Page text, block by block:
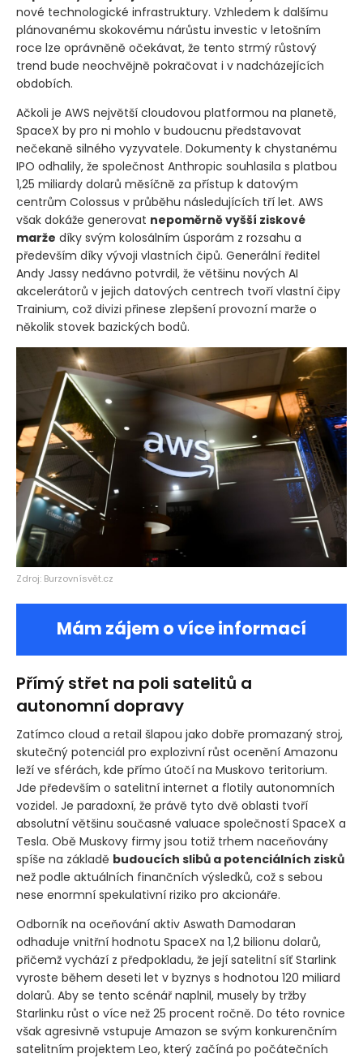
nové technologické infrastruktury. Vzhledem k dalšímu
plánovanému skokovému nárůstu investic v letošním
roce lze oprávněně očekávat, že tento strmý růstový
trend bude neochvějně pokračovat i v nadcházejících
obdobích.
Ačkoli je AWS největší cloudovou platformou na planetě,
SpaceX by pro ni mohlo v budoucnu představovat
nečekaně silného vyzyvatele. Dokumenty k chystanému
IPO odhalily, že společnost Anthropic souhlasila s platbou
1,25 miliardy dolarů měsíčně za přístup k datovým
centrům Colossus v průběhu následujících tří let. AWS
však dokáže generovat nepoměrně vyšší ziskové
marže díky svým kolosálním úsporám z rozsahu a
především díky vývoji vlastních čipů. Generální ředitel
Andy Jassy nedávno potvrdil, že většinu nových AI
akcelerátorů v jejich datových centrech tvoří vlastní čipy
Trainium, což divizi přinese zlepšení provozní marže o
několik stovek bazických bodů.
Zdroj: Burzovnísvět.cz
Mám zájem o více informací
Přímý střet na poli satelitů a
autonomní dopravy
Zatímco cloud a retail šlapou jako dobře promazaný stroj,
skutečný potenciál pro explozivní růst ocenění Amazonu
leží ve sférách, kde přímo útočí na Muskovo teritorium.
Jde především o satelitní internet a flotily autonomních
vozidel. Je paradoxní, že právě tyto dvě oblasti tvoří
absolutní většinu současné valuace společností SpaceX a
Tesla. Obě Muskovy firmy jsou totiž trhem naceňovány
spíše na základě budoucích slibů a potenciálních zisků
než podle aktuálních finančních výsledků, což s sebou
nese enormní spekulativní riziko pro akcionáře.
Odborník na oceňování aktiv Aswath Damodaran
odhaduje vnitřní hodnotu SpaceX na 1,2 bilionu dolarů,
přičemž vychází z předpokladu, že její satelitní síť Starlink
vyroste během deseti let v byznys s hodnotou 120 miliard
dolarů. Aby se tento scénář naplnil, musely by tržby
Starlinku růst o více než 25 procent ročně. Do této rovnice
však agresivně vstupuje Amazon se svým konkurenčním
satelitním projektem Leo, který začíná po počátečních